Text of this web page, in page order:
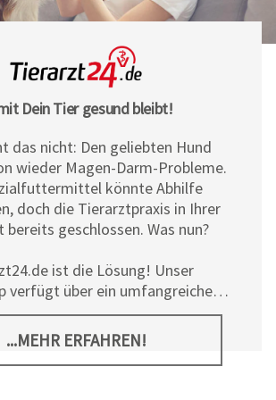
Dein Tier gesund bleibt!
das nicht: Den geliebten Hund
wieder Magen-Darm-Probleme.
könnte Abhilfe
doch die Tierarztpraxis in Ihrer
bereits geschlossen. Was nun?
ist die Lösung! Unser
verfügt über ein umfangreiches
Sortiment an Diät- und
Pflegeprodukten
tierischem Zubehör für Hunde,
Pferde. Neben den hochwertigen
...MEHR ERFAHREN!